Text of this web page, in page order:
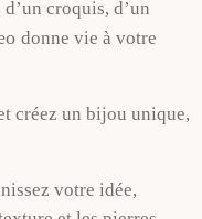
croquis, d’un
donne vie à votre
créez un bijou unique,
votre idée,